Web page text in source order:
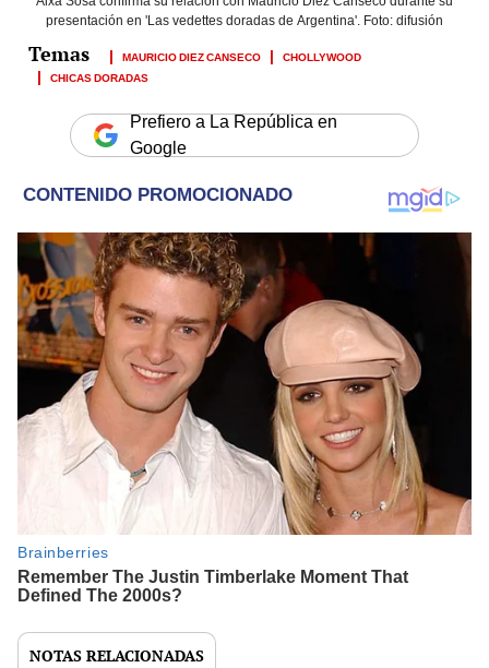
presentación en 'Las vedettes doradas de Argentina'. Foto: difusión
MAURICIO DIEZ CANSECO
CHOLLYWOOD
CHICAS DORADAS
Prefiero a La República en
Google
NOTAS RELACIONADAS